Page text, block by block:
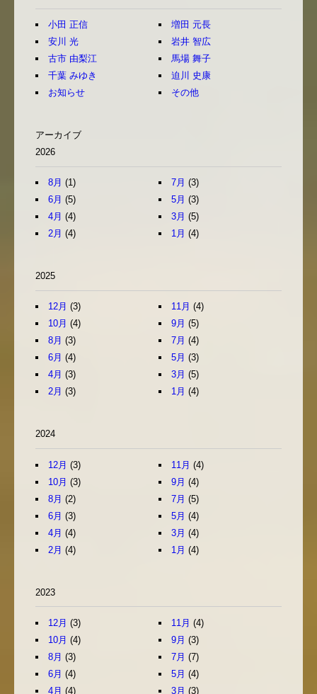
小田 正信
増田 元長
安川 光
岩井 智広
古市 由梨江
馬場 舞子
千葉 みゆき
迫川 史康
お知らせ
その他
アーカイブ
2026
8月 (1) 7月 (3)
6月 (5) 5月 (3)
4月 (4) 3月 (5)
2月 (4) 1月 (4)
2025
12月 (3) 11月 (4)
10月 (4) 9月 (5)
8月 (3) 7月 (4)
6月 (4) 5月 (3)
4月 (3) 3月 (5)
2月 (3) 1月 (4)
2024
12月 (3) 11月 (4)
10月 (3) 9月 (4)
8月 (2) 7月 (5)
6月 (3) 5月 (4)
4月 (4) 3月 (4)
2月 (4) 1月 (4)
2023
12月 (3) 11月 (4)
10月 (4) 9月 (3)
8月 (3) 7月 (7)
6月 (4) 5月 (4)
4月 (4) 3月 (3)